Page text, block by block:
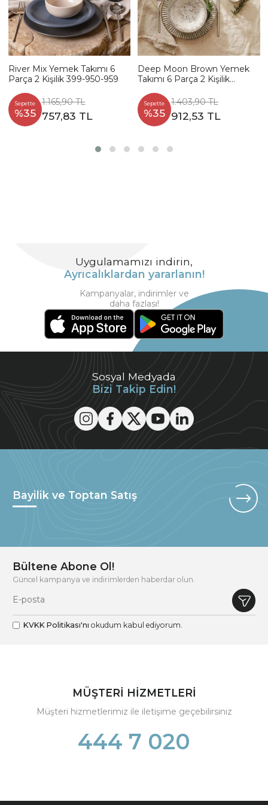
River Mix Yemek Takımı 6
Parça 2 Kişilik 399-950-959
Sepette
%35
1.165,90 TL
757,83 TL
Deep Moon Brown Yemek
Takımı 6 Parça 2 Kişilik
Sepette
%35
1.403,90 TL
912,53 TL
Sosyal Medyada
Bizi Takip Edin!
Uygulamamızı indirin,
Ayrıcalıklardan yararlanın!
Kampanyalar, indirimler ve
daha fazlası!
Bayilik ve Toptan Satış
Bültene Abone Ol!
Güncel kampanya ve indirimlerden haberdar olun.
KVKK Politikası'nı okudum kabul ediyorum.
MÜŞTERİ HİZMETLERİ
Müşteri hizmetlerimiz ile iletişime geçebilirsiniz
444 7 020